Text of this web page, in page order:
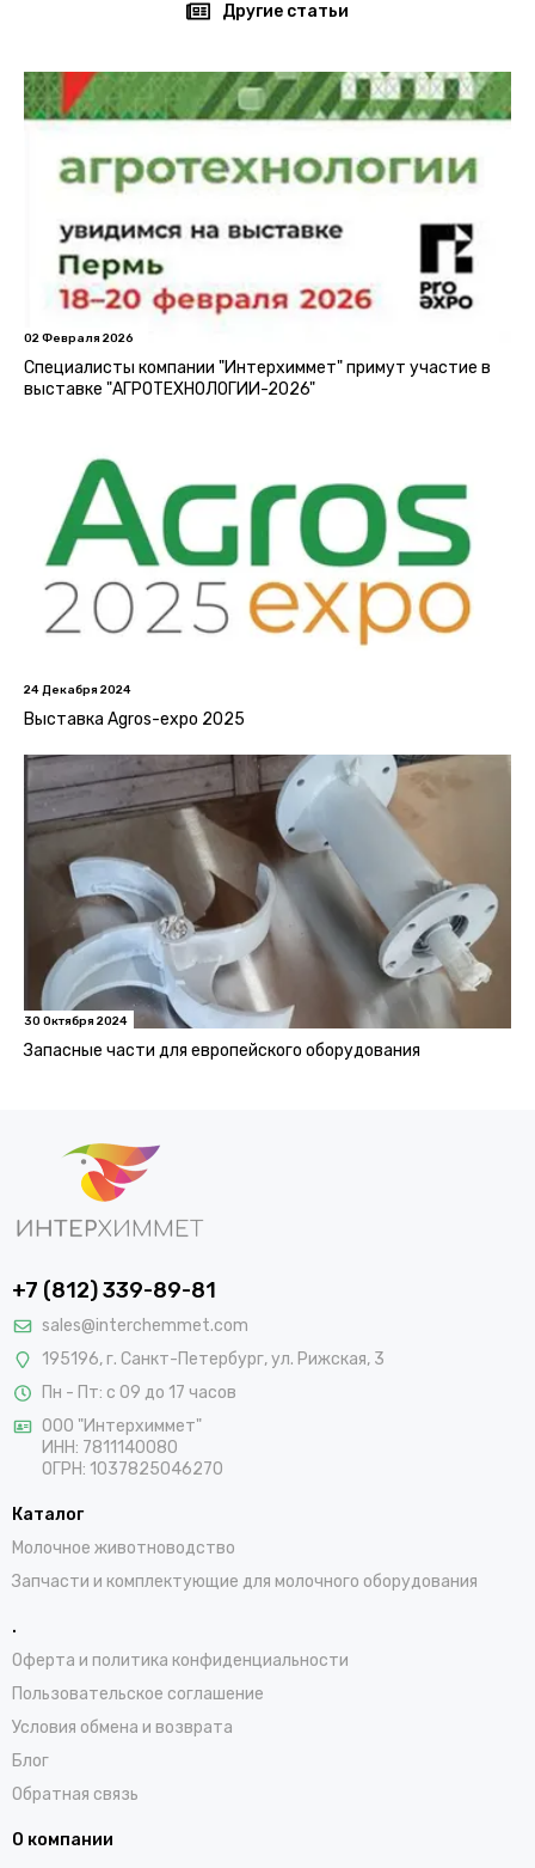
Другие статьи
02 Февраля 2026
Специалисты компании "Интерхиммет" примут участие в
выставке "АГРОТЕХНОЛОГИИ-2026"
24 Декабря 2024
Выставка Agros-expo 2025
30 Октября 2024
Запасные части для европейского оборудования
+7 (812) 339-89-81
sales@interchemmet.com
195196, г. Санкт-Петербург, ул. Рижская, 3
Пн - Пт: с 09 до 17 часов
ООО "Интерхиммет"
ИНН: 7811140080
ОГРН: 1037825046270
Каталог
Молочное животноводство
Запчасти и комплектующие для молочного оборудования
.
Оферта и политика конфиденциальности
Пользовательское соглашение
Условия обмена и возврата
Блог
Обратная связь
О компании